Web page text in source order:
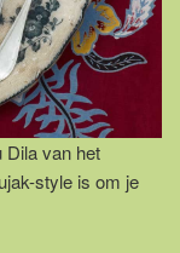
Dila van het
style is om je